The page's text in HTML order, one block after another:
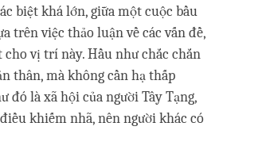
biệt khá lớn, giữa một cuộc bầu
trên việc thảo luận về các vấn đề,
vị trí này. Hầu như chắc chắn
thân, mà không cần hạ thấp
đó là xã hội của người Tây Tạng,
khiếm nhã, nên người khác có